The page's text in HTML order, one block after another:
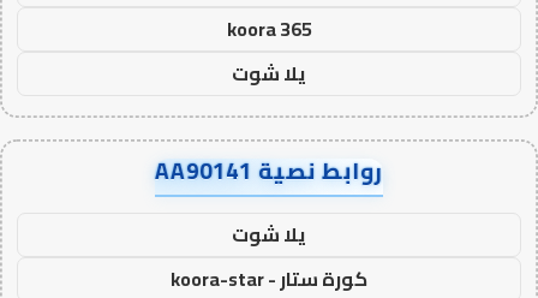
koora 365
يلا شوت
روابط نصية AA90141
يلا شوت
كورة ستار - koora-star